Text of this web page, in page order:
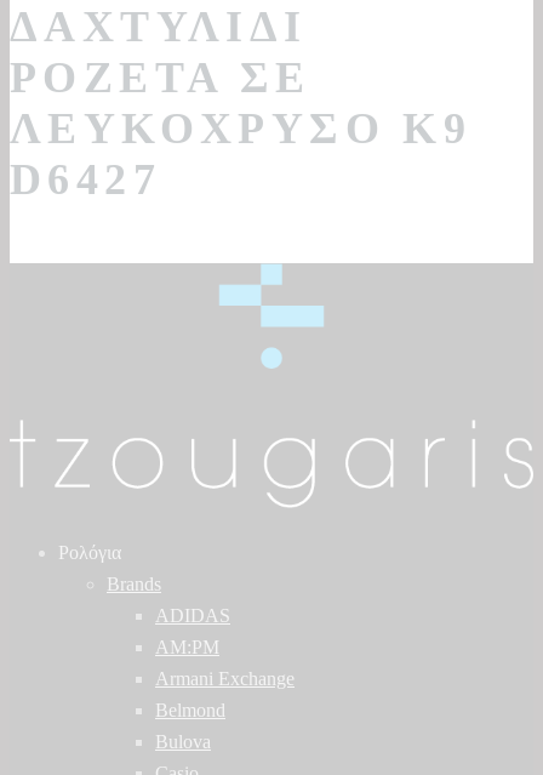
ΔΑΧΤΥΛΊΔΙ
ΡΟΖΈΤΑ ΣΕ
ΛΕΥΚΌΧΡΥΣΟ Κ9
D6427
Ρολόγια
Brands
ADIDAS
AM:PM
Armani Exchange
Belmond
Bulova